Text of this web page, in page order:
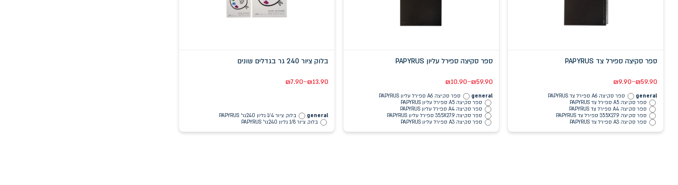
ספר סקיצה ספירל צד PAPYRUS
₪9.90–₪59.90
general
ספר סקיצה A6 ספירל צד PAPYRUS
ספר סקיצה A5 ספירל צד PAPYRUS
ספר סקיצה A4 ספירל צד PAPYRUS
ספר סקיצה 35.5X27.9 ספירל צד PAPYRUS
ספר סקיצה A3 ספירל צד PAPYRUS
ספר סקיצה ספירל עליון PAPYRUS
₪10.90–₪59.90
general
ספר סקיצה A6 ספירל עליון PAPYRUS
ספר סקיצה A5 ספירל עליון PAPYRUS
ספר סקיצה A4 ספירל עליון PAPYRUS
ספר סקיצה 35.5X27.9 ספירל עליון PAPYRUS
ספר סקיצה A3 ספירל עליון PAPYRUS
בלוק ציור 240 גר בגדלים שונים
₪7.90–₪13.90
general
בלוק ציור 1/4 גליון 240גר' PAPYRUS
בלוק ציור 1/8 גליון 240גר' PAPYRUS